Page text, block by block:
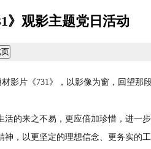
》观影主题党日活动
片《731》，以影像为窗，回望那
来之不易，更应倍加珍惜，进一步
以更坚定的理想信念、更务实的